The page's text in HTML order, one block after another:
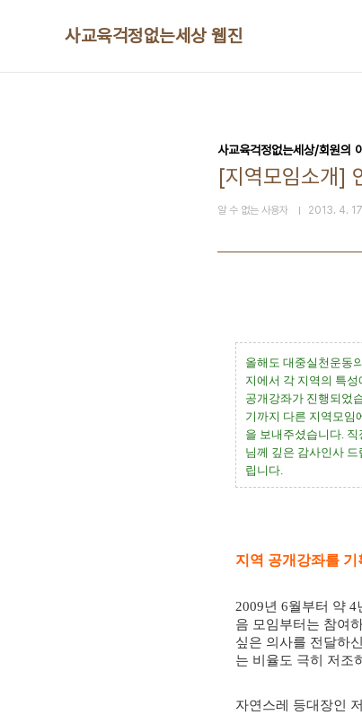
사교육걱정없는세상 웹진
사교육걱정없는세상/회원의
[지역모임소개]
알 수 없는 사용자 2013. 4.
올해도 대중실천운동
지에서 각 지역의 특
공개강좌가 진행되었
기까지 다른 지역모임
을 보내주셨습니다. 직
님께 깊은 감사인사 드
립니다.
지역 공개강좌를 기
2009년 6월부터 약 4
음 모임부터는 참여
싶은 의사를 전달하
는 비율도 극히 저조
자연스레 등대장인